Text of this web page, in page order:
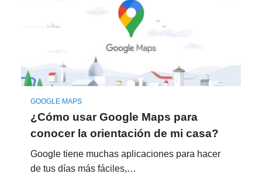
GOOGLE MAPS
¿Cómo usar Google Maps para
conocer la orientación de mi casa?
Google tiene muchas aplicaciones para hacer
de tus días más fáciles,…